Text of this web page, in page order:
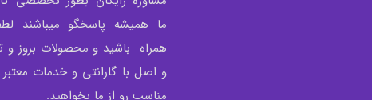
ما همیشه پاسخگو میباشند
همراه باشید و محصولات بروز
و اصل با گارانتی و خدمات
مناسب رو از ما بخواهید.